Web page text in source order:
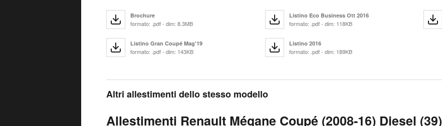
Brochure
formato: .pdf - dim: 8.3MB
Listino Eco Business Ott 2016
formato: .pdf - dim: 118KB
Listino Gran Coupé Mag'19
formato: .pdf - dim: 143KB
Listino 2016
formato: .pdf - dim: 189KB
Altri allestimenti dello stesso modello
Allestimenti Renault Mégane Coupé (2008-16) Diesel (39)